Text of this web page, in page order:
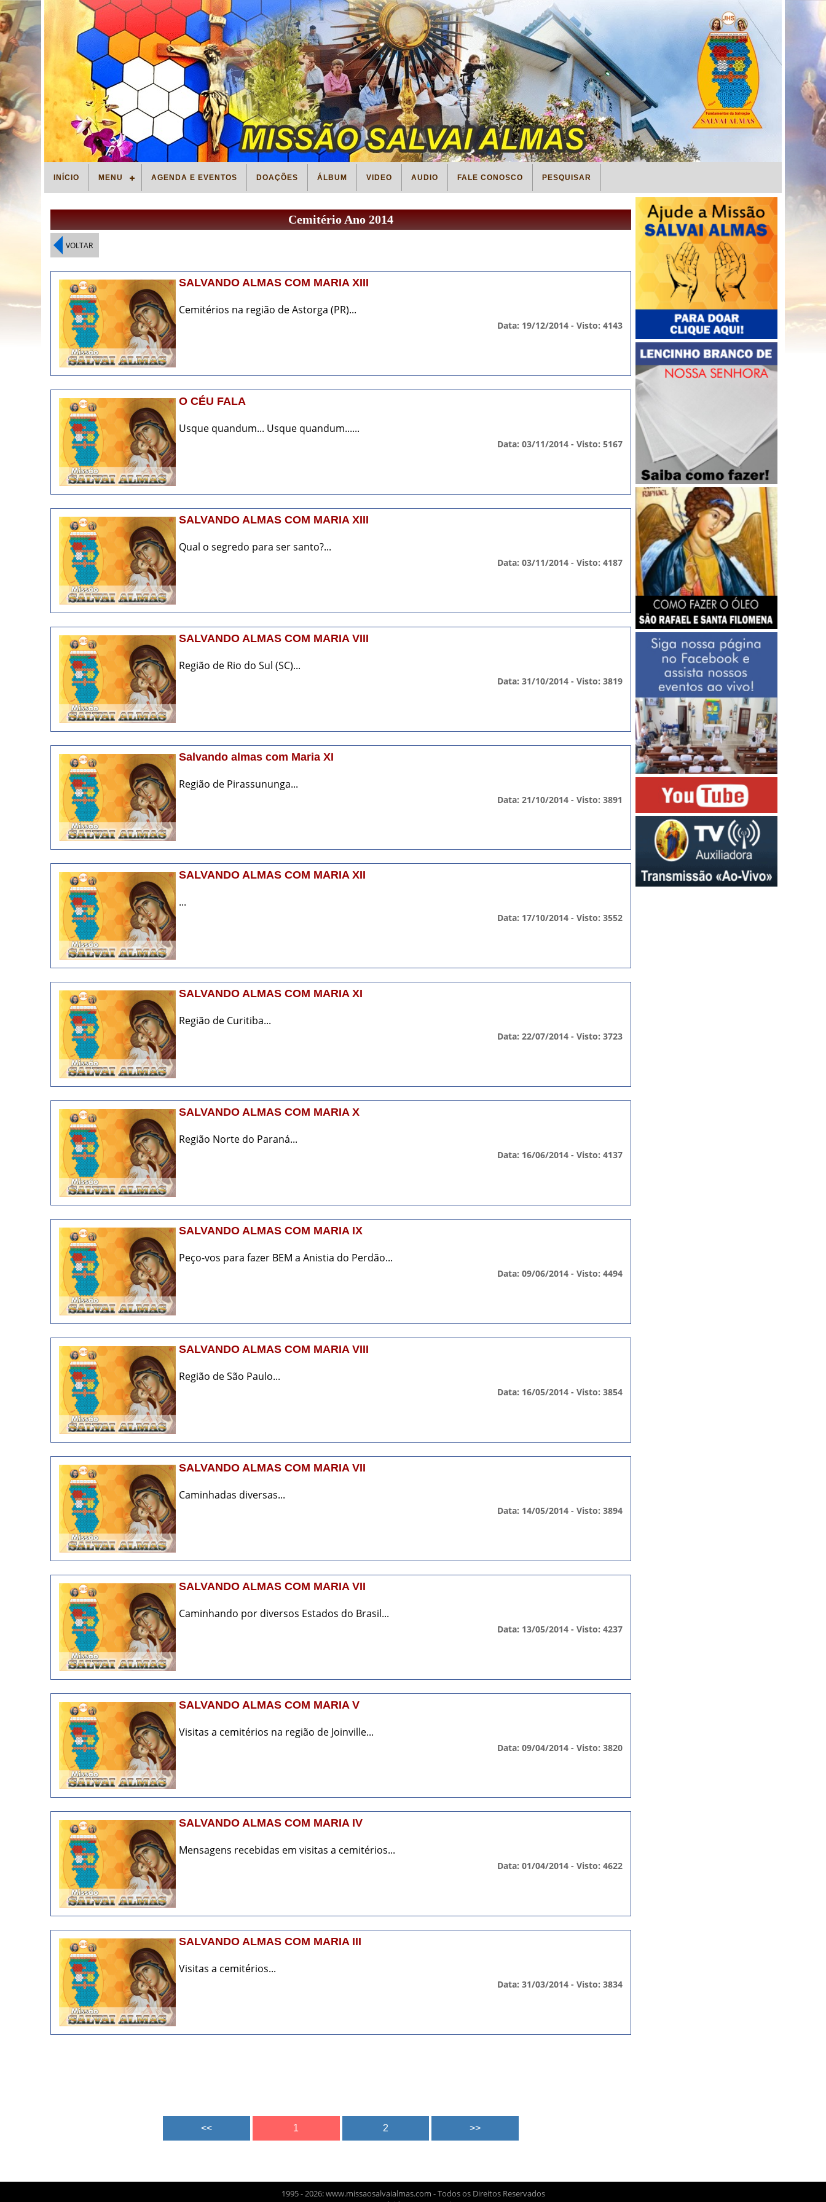
INÍCIO MENU AGENDA E EVENTOS DOAÇÕES ÁLBUM VIDEO AUDIO FALE CONOSCO PESQUISAR
Cemitério Ano 2014
VOLTAR
SALVANDO ALMAS COM MARIA XIII
Cemitérios na região de Astorga (PR)...
Data: 19/12/2014 - Visto: 4143
O CÉU FALA
Usque quandum... Usque quandum......
Data: 03/11/2014 - Visto: 5167
SALVANDO ALMAS COM MARIA XIII
Qual o segredo para ser santo?...
Data: 03/11/2014 - Visto: 4187
SALVANDO ALMAS COM MARIA VIII
Região de Rio do Sul (SC)...
Data: 31/10/2014 - Visto: 3819
Salvando almas com Maria XI
Região de Pirassununga...
Data: 21/10/2014 - Visto: 3891
SALVANDO ALMAS COM MARIA XII
...
Data: 17/10/2014 - Visto: 3552
SALVANDO ALMAS COM MARIA XI
Região de Curitiba...
Data: 22/07/2014 - Visto: 3723
SALVANDO ALMAS COM MARIA X
Região Norte do Paraná...
Data: 16/06/2014 - Visto: 4137
SALVANDO ALMAS COM MARIA IX
Peço-vos para fazer BEM a Anistia do Perdão...
Data: 09/06/2014 - Visto: 4494
SALVANDO ALMAS COM MARIA VIII
Região de São Paulo...
Data: 16/05/2014 - Visto: 3854
SALVANDO ALMAS COM MARIA VII
Caminhadas diversas...
Data: 14/05/2014 - Visto: 3894
SALVANDO ALMAS COM MARIA VII
Caminhando por diversos Estados do Brasil...
Data: 13/05/2014 - Visto: 4237
SALVANDO ALMAS COM MARIA V
Visitas a cemitérios na região de Joinville...
Data: 09/04/2014 - Visto: 3820
SALVANDO ALMAS COM MARIA IV
Mensagens recebidas em visitas a cemitérios...
Data: 01/04/2014 - Visto: 4622
SALVANDO ALMAS COM MARIA III
Visitas a cemitérios...
Data: 31/03/2014 - Visto: 3834
1995 - 2026: www.missaosalvaialmas.com - Todos os Direitos Reservados